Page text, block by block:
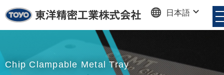
東洋精密工業株式会社
日本語
Chip Clampable Metal Tray